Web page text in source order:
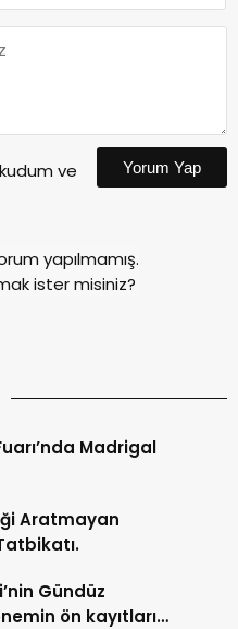
ve
Yorum Yap
yapılmamış.
ister misiniz?
Madrigal
Aratmayan
Gündüz
ön kayıtları